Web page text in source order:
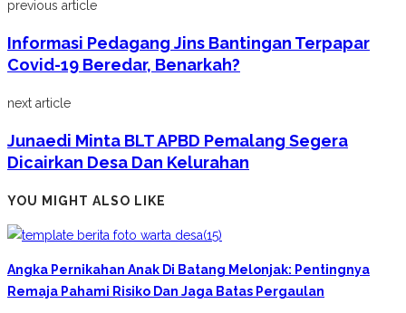
previous article
Informasi Pedagang Jins Bantingan Terpapar
Covid-19 Beredar, Benarkah?
next article
Junaedi Minta BLT APBD Pemalang Segera
Dicairkan Desa Dan Kelurahan
YOU MIGHT ALSO LIKE
Angka Pernikahan Anak Di Batang Melonjak: Pentingnya
Remaja Pahami Risiko Dan Jaga Batas Pergaulan